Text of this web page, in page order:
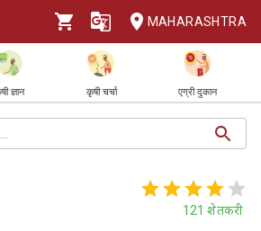
MAHARASHTRA
ज्ञान कृषी चर्चा एग्री दुकान
121 शेतकरी